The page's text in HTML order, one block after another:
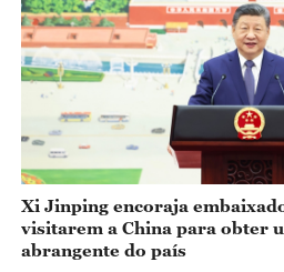
Xi Jinping encoraja
visitarem a China para obter
abrangente do país